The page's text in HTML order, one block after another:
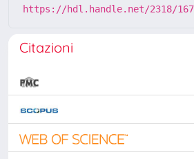
https://hdl.handle.net/2318/
Citazioni